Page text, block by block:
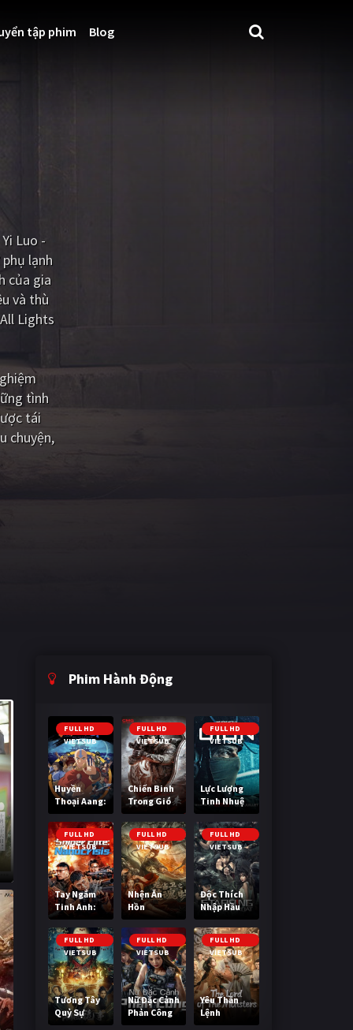
tập phim Blog
Luo -
lạnh
của gia
và thù
Lights
tình
tái
chuyện,
Phim Hành Động
FULL HD
VIETSUB
Huyền
Thoại Aang:
Tiết Khí Sư
Cuối Cùng
FULL HD
VIETSUB
Chiến Binh
Trong Gió
FULL HD
VIETSUB
Lực Lượng
Tinh Nhuệ
FULL HD
VIETSUB
Tay Ngắm
Tinh Anh:
Nguy Cơ
Nano
FULL HD
VIETSUB
Nhện Ăn
Hồn
FULL HD
VIETSUB
Độc Thích
Nhập Hầu
FULL HD
VIETSUB
Tương Tây
Quỷ Sự
FULL HD
VIETSUB
Nữ Đặc Cảnh
Phản Công
FULL HD
VIETSUB
Yêu Thần
Lệnh